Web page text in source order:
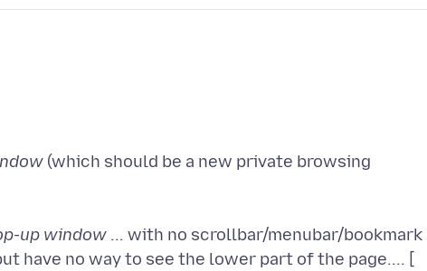
(which should be a new private browsing
up window ... with no scrollbar/menubar/bookmark
have no way to see the lower part of the page.... [